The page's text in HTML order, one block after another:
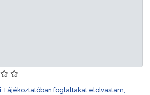
Tájékoztatóban foglaltakat elolvastam,